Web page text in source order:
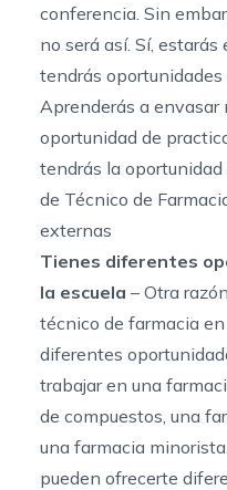
conferencia. Sin
no será así. Sí,
tendrás oportunidades
Aprenderás a
oportunidad de
tendrás la
de Técnico de
externas
Tienes diferentes
la escuela – Otra
técnico de farmacia
diferentes
trabajar en una
de compuestos, una
una farmacia
pueden ofrecerte